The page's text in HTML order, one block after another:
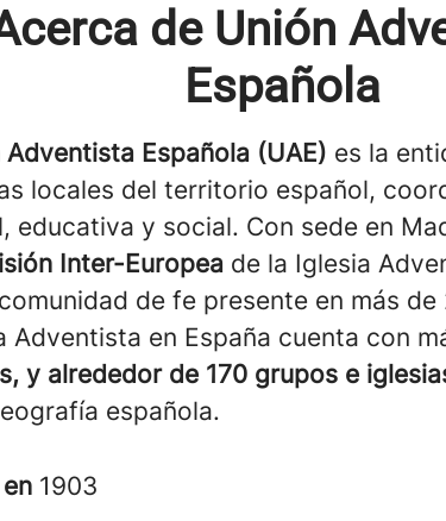
de Unión
Española
Adventista Española (UAE) es la
locales del territorio español,
educativa y social. Con sede en
Inter-Europea de la Iglesia
de fe presente en más de
Adventista en España cuenta con
y alrededor de 170 grupos e
española.
1903